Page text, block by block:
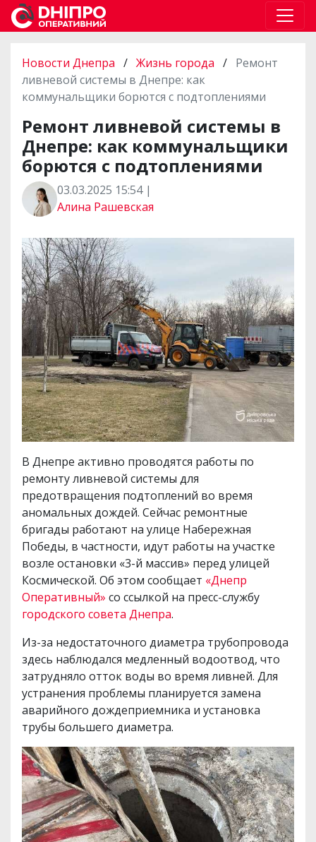
Новости Днепра / Жизнь города / Ремонт
ливневой системы в Днепре: как
коммунальщики борются с подтоплениями
Ремонт ливневой системы в
Днепре: как коммунальщики
борются с подтоплениями
03.03.2025 15:54 |
Алина Рашевская
В Днепре активно проводятся работы по
ремонту ливневой системы для
предотвращения подтоплений во время
аномальных дождей. Сейчас ремонтные
бригады работают на улице Набережная
Победы, в частности, идут работы на участке
возле остановки «3-й массив» перед улицей
Космической. Об этом сообщает «Днепр
Оперативный» со ссылкой на пресс-службу
городского совета Днепра.
Из-за недостаточного диаметра трубопровода
здесь наблюдался медленный водоотвод, что
затрудняло отток воды во время ливней. Для
устранения проблемы планируется замена
аварийного дождеприемника и установка
трубы большего диаметра.